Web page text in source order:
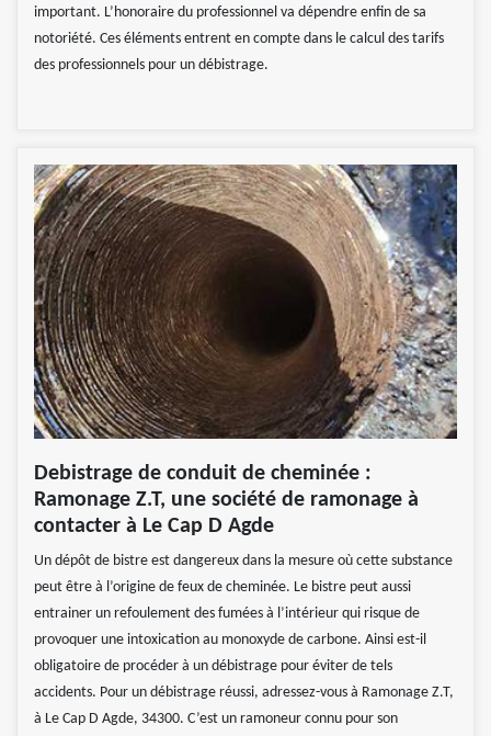
important. L’honoraire du professionnel va dépendre enfin de sa
notoriété. Ces éléments entrent en compte dans le calcul des tarifs
des professionnels pour un débistrage.
Debistrage de conduit de cheminée :
Ramonage Z.T, une société de ramonage à
contacter à Le Cap D Agde
Un dépôt de bistre est dangereux dans la mesure où cette substance
peut être à l’origine de feux de cheminée. Le bistre peut aussi
entrainer un refoulement des fumées à l’intérieur qui risque de
provoquer une intoxication au monoxyde de carbone. Ainsi est-il
obligatoire de procéder à un débistrage pour éviter de tels
accidents. Pour un débistrage réussi, adressez-vous à Ramonage Z.T,
à Le Cap D Agde, 34300. C’est un ramoneur connu pour son